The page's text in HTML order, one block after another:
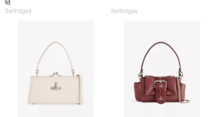
Selfridges Selfridges